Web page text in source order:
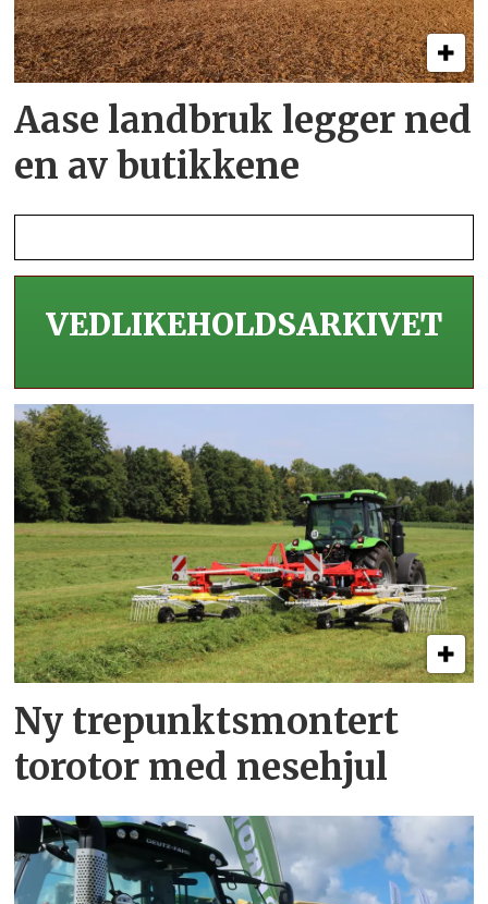
Aase landbruk legger ned
en av butikkene
VEDLIKEHOLDS­ARKIVET
Ny trepunkts­montert
torotor med nesehjul